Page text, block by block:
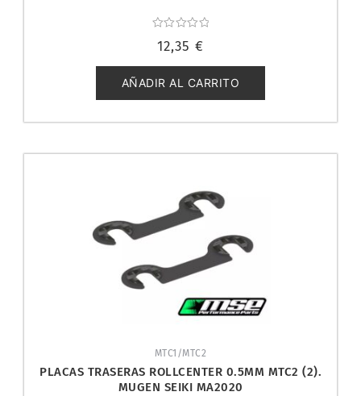
con
de
5
12,35 €
AÑADIR AL CARRITO
MTC1/MTC2
PLACAS TRASERAS ROLLCENTER 0.5MM MTC2 (2).
MUGEN SEIKI MA2020